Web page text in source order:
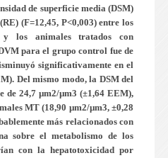
de superficie media (DSM)
(F=12,45, P<0,003) entre los
y los animales tratados con
para el grupo control fue de
significativamente en el
Del mismo modo, la DSM del
de 24,7 µm2/µm3 (±1,64 EEM),
MT (18,90 µm2/µm3, ±0,28
más relacionados con
sobre el metabolismo de los
con la hepatotoxicidad por